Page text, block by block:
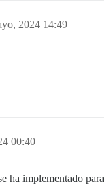
2024 14:49
00:40
ha implementado para